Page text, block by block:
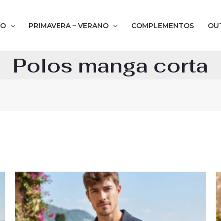
PRIMAVERA – VERANO COMPLEMENTOS
Polos manga corta
precio
era:
34,50€.
precio
actual
21,95€.